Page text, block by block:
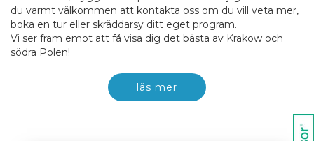
du varmt välkommen att kontakta oss om du vill veta mer,
boka en tur eller skräddarsy ditt eget program.
Vi ser fram emot att få visa dig det bästa av Krakow och
södra Polen!
läs mer